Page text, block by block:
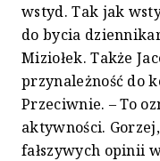
wstyd. Tak jak
do bycia
Miziołek. Także
przynależność do
Przeciwnie. – To
aktywności.
fałszywych opinii